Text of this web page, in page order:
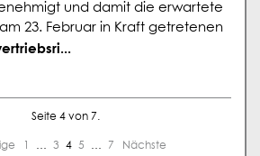
und damit die erwartete
23. Februar in Kraft getretenen
Seite 4 von 7.
… 3 4 5 … 7 Nächste